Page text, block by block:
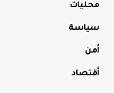
محليات
سياسة
أمن
أقتصاد